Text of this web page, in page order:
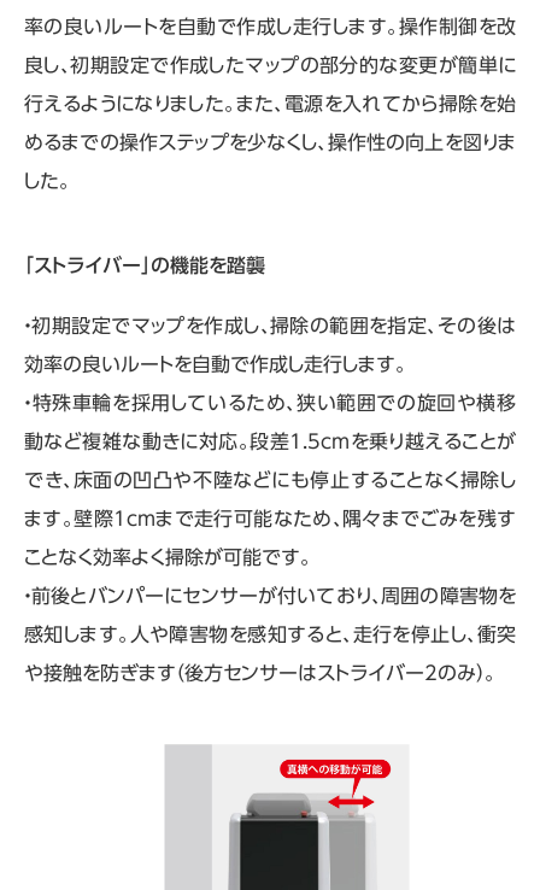
率の良いルートを自動で作成し走行します。操作制御を改
良し、初期設定で作成したマップの部分的な変更が簡単に
行えるようになりました。また、電源を入れてから掃除を始
めるまでの操作ステップを少なくし、操作性の向上を図りま
した。
「ストライバー」の機能を踏襲
・初期設定でマップを作成し、掃除の範囲を指定、その後は
効率の良いルートを自動で作成し走行します。
・特殊車輪を採用しているため、狭い範囲での旋回や横移
動など複雑な動きに対応。段差1.5cmを乗り越えることが
でき、床面の凹凸や不陸などにも停止することなく掃除し
ます。壁際1cmまで走行可能なため、隅々までごみを残す
ことなく効率よく掃除が可能です。
・前後とバンパーにセンサーが付いており、周囲の障害物を
感知します。人や障害物を感知すると、走行を停止し、衝突
や接触を防ぎます（後方センサーはストライバー2のみ）。